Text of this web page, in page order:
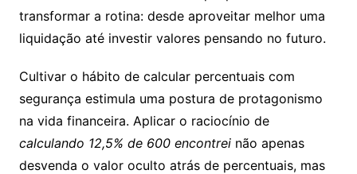
transformar a rotina: desde aproveitar melhor uma
liquidação até investir valores pensando no futuro.
Cultivar o hábito de calcular percentuais com
segurança estimula uma postura de protagonismo
na vida financeira. Aplicar o raciocínio de
calculando 12,5% de 600 encontreinão apenas
desvenda o valor oculto atrás de percentuais, mas